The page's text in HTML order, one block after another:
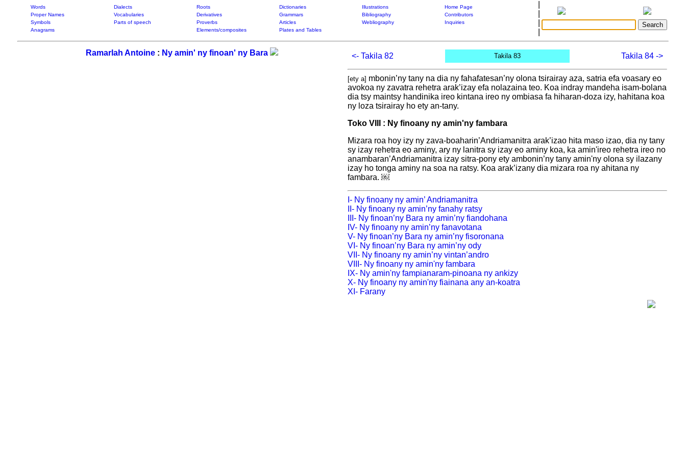
Words Dialects Roots Dictionaries Illustrations
Home Page
Proper Names
Vocabularies Derivatives Grammars Bibliography
Contributors
Symbols
Parts of speech Proverbs Articles Webliography
Inquiries
Anagrams
Elements/composites Plates and Tables
Ramarlah Antoine : Ny amin' ny finoan' ny Bara <- Takila 82 Takila 83 Takila 84 ->
[ety a] mbonin’ny tany na dia ny fahafatesan’ny olona tsirairay aza, satria efa voasary eo
avokoa ny zavatra rehetra arak’izay efa nolazaina teo. Koa indray mandeha isam-bolana
dia tsy maintsy handinika ireo kintana ireo ny ombiasa fa hiharan-doza izy, hahitana koa
ny loza tsirairay ho ety an-tany.
Toko VIII : Ny finoany ny amin'ny fambara
Mizara roa hoy izy ny zava-boaharin’Andriamanitra arak’izao hita maso izao, dia ny tany
sy izay rehetra eo aminy, ary ny lanitra sy izay eo aminy koa, ka amin'ireo rehetra ireo no
anambaran’Andriamanitra izay sitra-pony ety ambonin’ny tany amin'ny olona sy ilazany
izay ho tonga aminy na soa na ratsy. Koa arak’izany dia mizara roa ny ahitana ny
fambara. ￼
I- Ny finoany ny amin’ Andriamanitra
II- Ny finoany ny amin’ny fanahy ratsy
III- Ny finoan’ny Bara ny amin’ny fiandohana
IV- Ny finoany ny amin’ny fanavotana
V- Ny finoan’ny Bara ny amin’ny fisoronana
VI- Ny finoan’ny Bara ny amin’ny ody
VII- Ny finoany ny amin’ny vintan’andro
VIII- Ny finoany ny amin'ny fambara
IX- Ny amin'ny fampianaram-pinoana ny ankizy
X- Ny finoany ny amin'ny fiainana any an-koatra
XI- Farany